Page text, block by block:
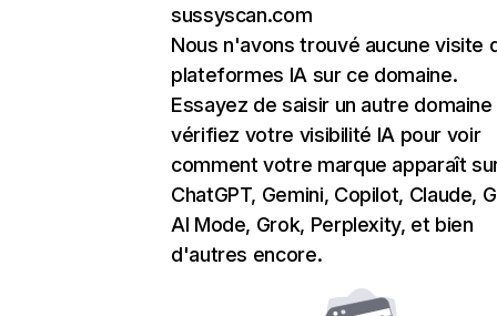
sussyscan.com
Nous n'avons trouvé aucune visite
plateformes IA sur ce domaine.
Essayez de saisir un autre domaine
vérifiez votre visibilité IA pour voir
comment votre marque apparaît
ChatGPT, Gemini, Copilot, Claude,
AI Mode, Grok, Perplexity, et bien
d'autres encore.